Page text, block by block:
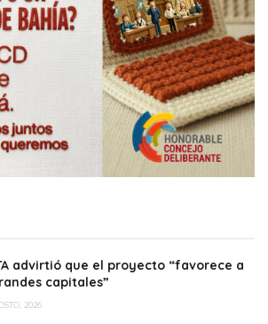
advirtió que el proyecto “favorece a
capitales”
2026